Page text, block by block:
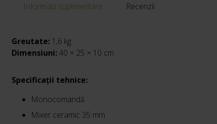
Informații suplimentare Recenzii
Greutate: 1,6 kg
Dimensiuni:40 × 25 × 10 cm
Specificații tehnice:
Monocomandă
Mixer ceramic 35 mm